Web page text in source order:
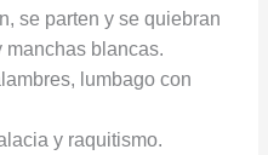
se parten y se quiebran
manchas blancas.
lumbago con
y raquitismo.